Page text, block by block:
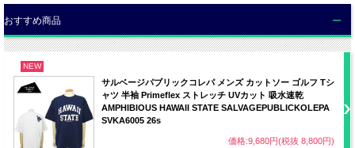
S
M 108cm 68.5cm 53cm 28cm
XL 120cm 71.5cm 57cm 30cm
■サイズについて
・
サイズは当店実寸サイズです。タグの表記とは異なる場合があります。
ご注文前にお手持ちの洋服のサイズを平置きの状態で測っていただき各商品のサイ
おすすめ商品
NEW
サルベージパブリックコレパ メンズ カットソー ゴルフ Tシ
ャツ 半袖 Primeflex ストレッチ UVカット 吸水速乾
AMPHIBIOUS HAWAII STATE SALVAGEPUBLICKOLEPA
SVKA6005 26s
価格:9,680円(税抜 8,800円)